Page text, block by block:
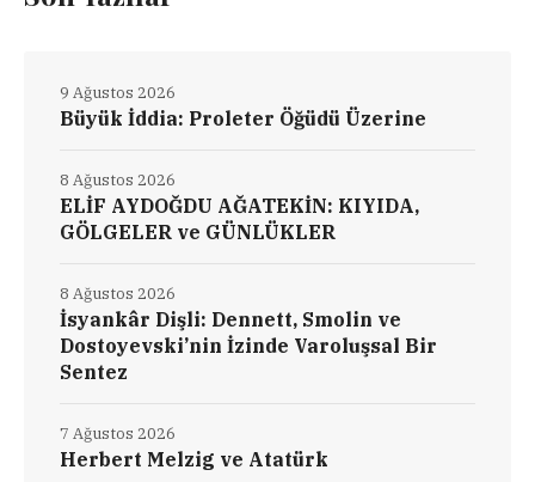
Büyük İddia: Proleter Öğüdü Üzerine
9 Ağustos 2026
ELİF AYDOĞDU AĞATEKİN: KIYIDA,
GÖLGELER ve GÜNLÜKLER
8 Ağustos 2026
İsyankâr Dişli: Dennett, Smolin ve
Dostoyevski’nin İzinde Varoluşsal Bir
Sentez
8 Ağustos 2026
Herbert Melzig ve Atatürk
7 Ağustos 2026